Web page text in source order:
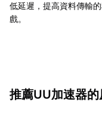
低延遲，提高資料傳輸
戲。
推薦UU加速器的